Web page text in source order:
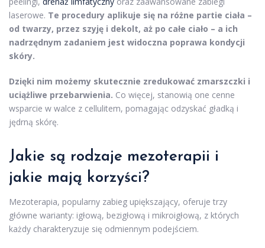
laserowe. Te procedury aplikuje się na różne partie ciała –
od twarzy, przez szyję i dekolt, aż po całe ciało – a ich
nadrzędnym zadaniem jest widoczna poprawa kondycji
skóry.
Dzięki nim możemy skutecznie zredukować zmarszczki i
uciążliwe przebarwienia. Co więcej, stanowią one cenne
wsparcie w walce z cellulitem, pomagając odzyskać gładką i
jędrną skórę.
Jakie są rodzaje mezoterapii i
jakie mają korzyści?
Mezoterapia, popularny zabieg upiększający, oferuje trzy
główne warianty: igłową, bezigłową i mikroigłową, z których
każdy charakteryzuje się odmiennym podejściem.